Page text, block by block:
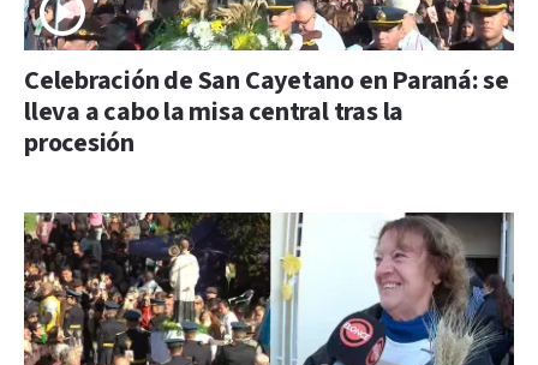
Celebración de San Cayetano en Paraná: se
lleva a cabo la misa central tras la
procesión